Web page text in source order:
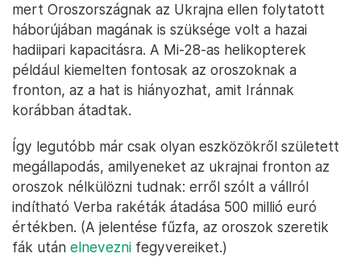
mert Oroszországnak az Ukrajna ellen folytatott
háborújában magának is szüksége volt a hazai
hadiipari kapacitásra. A Mi-28-as helikopterek
például kiemelten fontosak az oroszoknak a
fronton, az a hat is hiányozhat, amit Iránnak
korábban átadtak.
Így legutóbb már csak olyan eszközökről született
megállapodás, amilyeneket az ukrajnai fronton az
oroszok nélkülözni tudnak: erről szólt a vállról
indítható Verba rakéták átadása 500 millió euró
értékben. (A jelentése fűzfa, az oroszok szeretik
fák után elnevezni fegyvereiket.)